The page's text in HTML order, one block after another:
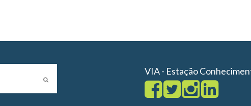
VIA - Estação